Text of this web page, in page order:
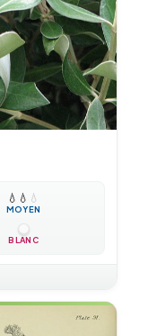
💧 💧 💧
MOYEN
BLANC